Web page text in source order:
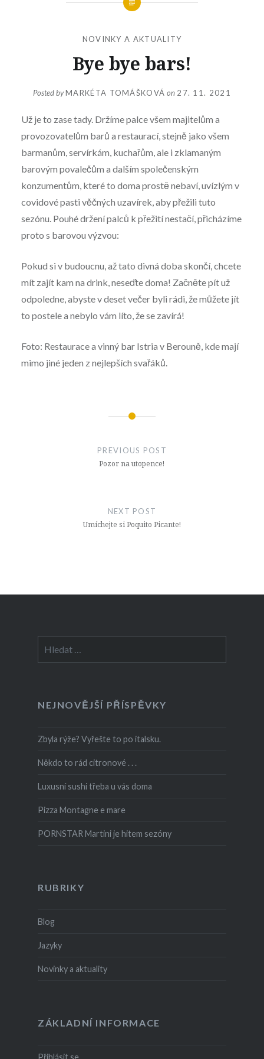
NOVINKY A AKTUALITY
Bye bye bars!
Posted byMARKÉTA TOMÁŠKOVÁ on 27. 11. 2021
Už je to zase tady. Držíme palce všem majitelům a
provozovatelům barů a restaurací, stejně jako všem
barmanům, servírkám, kuchařům, ale i zklamaným
barovým povalečům a dalším společenským
konzumentům, které to doma prostě nebaví, uvízlým v
covidové pasti věčných uzavírek, aby přežili tuto
sezónu. Pouhé držení palců k přežití nestačí, přicházíme
proto s barovou výzvou:
Pokud si v budoucnu, až tato divná doba skončí, chcete
mít zajít kam na drink, neseďte doma! Začněte pít už
odpoledne, abyste v deset večer byli rádi, že můžete jít
to postele a nebylo vám líto, že se zavírá!
Foto: Restaurace a vinný bar Istria v Berouně, kde mají
mimo jiné jeden z nejlepších svařáků.
PREVIOUS POST
Pozor na utopence!
NEXT POST
Umíchejte si Poquito Picante!
NEJNOVĚJŠÍ PŘÍSPĚVKY
Zbyla rýže? Vyřešte to po italsku.
Někdo to rád citronové . . .
Luxusní sushi třeba u vás doma
Pizza Montagne e mare
PORNSTAR Martini je hitem sezóny
RUBRIKY
Blog
Jazyky
Novinky a aktuality
ZÁKLADNÍ INFORMACE
Přihlásit se